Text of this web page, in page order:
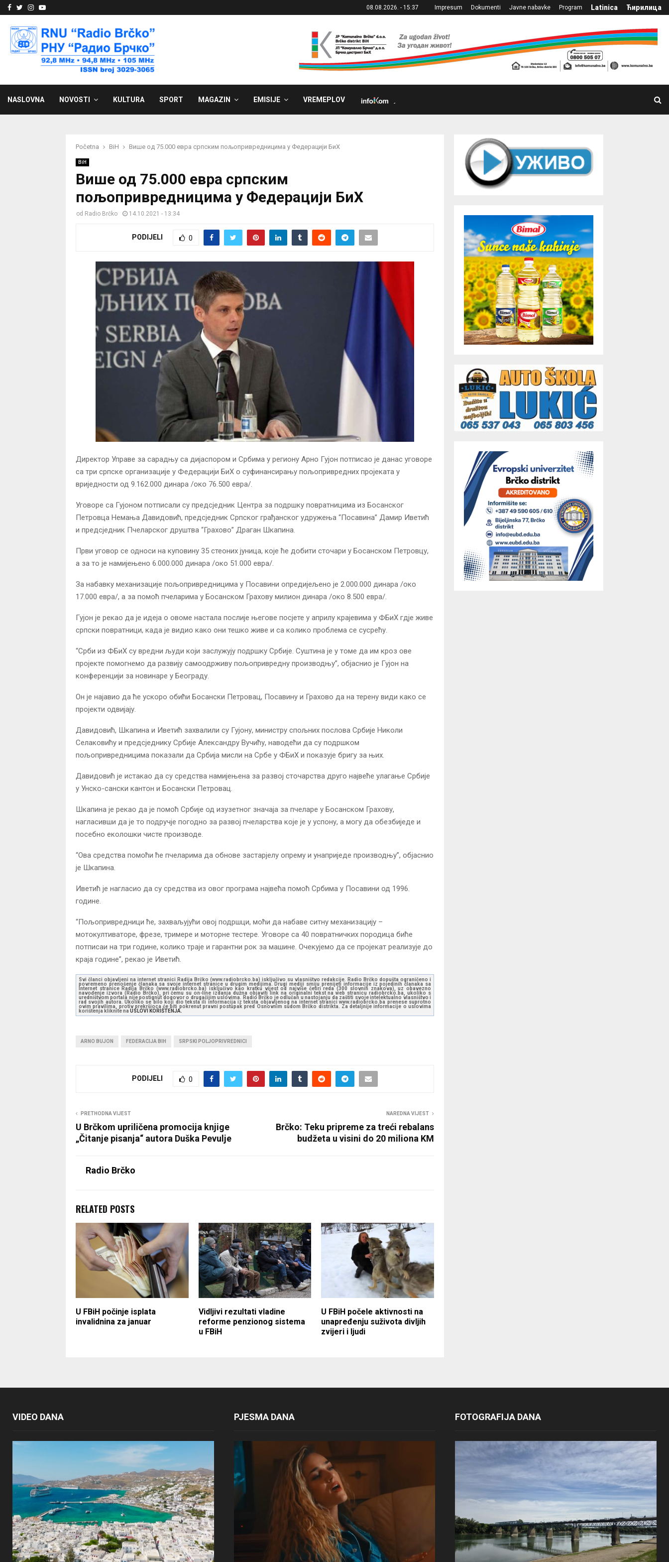
Facebook
Twitter
Instagram
Youtube 08.08.2026. - 15:37 Impresum Dokumenti Javne nabavke Program Latinica Ћирилица
NASLOVNA NOVOSTI KULTURA SPORT MAGAZIN EMISIJE VREMEPLOV
Početna BiH Више од 75.000 евра српским пољопривредницима у Федерацији БиХ
BiH
Више од 75.000 евра српским
пољопривредницима у Федерацији БиХ
od Radio Brčko 14.10.2021 - 13:34
PODIJELI 0
Директор Управе за сарадњу са дијаспором и Србима у региону Арно Гујон потписао је данас уговоре
са три српске организације у Федерацији БиХ о суфинансирању пољопривредних пројеката у
вриједности од 9.162.000 динара /око 76.500 евра/.
Уговоре са Гујоном потписали су предсједник Центра за подршку повратницима из Босанског
Петровца Немања Давидовић, предсједник Српског грађанског удружења “Посавина” Дамир Иветић
и предсједник Пчеларског друштва “Грахово” Драган Шкапина.
Први уговор се односи на куповину 35 стеоних јуница, које ће добити сточари у Босанском Петровцу,
а за то је намијењено 6.000.000 динара /око 51.000 евра/.
За набавку механизације пољопривредницима у Посавини опредијељено је 2.000.000 динара /око
17.000 евра/, а за помоћ пчеларима у Босанском Грахову милион динара /око 8.500 евра/.
Гујон је рекао да је идеја о овоме настала послије његове посјете у априлу крајевима у ФБиХ гдје живе
српски повратници, када је видио како они тешко живе и са колико проблема се сусрећу.
“Срби из ФБиХ су вредни људи који заслужују подршку Србије. Суштина је у томе да им кроз ове
пројекте помогнемо да развију самоодрживу пољопривредну производњу”, објаснио је Гујон на
конференцији за новинаре у Београду.
Он је најавио да ће ускоро обићи Босански Петровац, Посавину и Грахово да на терену види како се
пројекти одвијају.
Давидовић, Шкапина и Иветић захвалили су Гујону, министру спољних послова Србије Николи
Селаковићу и предсједнику Србије Александру Вучићу, наводећи да су подршком
пољопривредницима показали да Србија мисли на Србе у ФБиХ и показује бригу за њих.
Давидовић је истакао да су средства намијењена за развој сточарства друго највеће улагање Србије
у Унско-сански кантон и Босански Петровац.
Шкапина је рекао да је помоћ Србије од изузетног значаја за пчеларе у Босанском Грахову,
нагласивши да је то подручје погодно за развој пчеларства које је у успону, а могу да обезбиједе и
посебно еколошки чисте производе.
“Ова средства помоћи ће пчеларима да обнове застарјелу опрему и унаприједе производњу”, објаснио
је Шкапина.
Иветић је нагласио да су средства из овог програма највећа помоћ Србима у Посавини од 1996.
године.
“Пољопривредници ће, захваљујући овој подршци, моћи да набаве ситну механизацију –
мотокултиваторе, фрезе, тримере и моторне тестере. Уговоре са 40 повратничких породица биће
потписаи на три године, колико траје и гарантни рок за машине. Очекујемо да се пројекат реализује до
краја године”, рекао је Иветић.
Svi članci objavljeni na internet stranici Radija Brčko (www.radiobrcko.ba) isključivo su vlasništvo redakcije. Radio Brčko dopušta ograničeno i
povremeno prenošenje članaka sa svoje internet stranice u drugim medijima. Drugi mediji smiju prenijeti informacije iz pojedinih članaka sa
Internet stranice Radija Brčko (www.radiobrcko.ba) isključivo kao kratku vijest od najviše četiri reda (300 slovnih znakova), uz obavezno
navođenje izvora (Radio Brčko), pri čemu su on-line izdanja dužna objaviti link na originalni tekst na web stranicu radiobrcko.ba, ukoliko s
uredništvom portala nije postignut dogovor o drugačijim uslovima. Radio Brčko je odlučan u nastojanju da zaštiti svoje intelektualno vlasništvo i
rad svojih autora. Ukoliko se bilo koji dio teksta ili informacija iz teksta objavljenog na internet stranici www.radiobrcko.ba prenese suprotno
ovim pravilima, protiv prekršioca će biti pokrenut pravni postupak pred Osnovnim sudom Brčko distrikta. Za detaljnije informacije o uslovima
korištenja kliknite na USLOVI KORIŠTENJA.
ARNO BUJON FEDERACIJA BIH SRPSKI POLJOPRIVREDNICI
PODIJELI 0
PRETHODNA VIJEST
U Brčkom upriličena promocija knjige
„Čitanje pisanja“ autora Duška Pevulje
NAREDNA VIJEST
Brčko: Teku pripreme za treći rebalans
budžeta u visini do 20 miliona KM
Radio Brčko
RELATED POSTS
U FBiH počinje isplata
invalidnina za januar
Vidljivi rezultati vladine
reforme penzionog sistema
u FBiH
U FBiH počele aktivnosti na
unapređenju suživota divljih
zvijeri i ljudi
VIDEO DANA PJESMA DANA FOTOGRAFIJA DANA